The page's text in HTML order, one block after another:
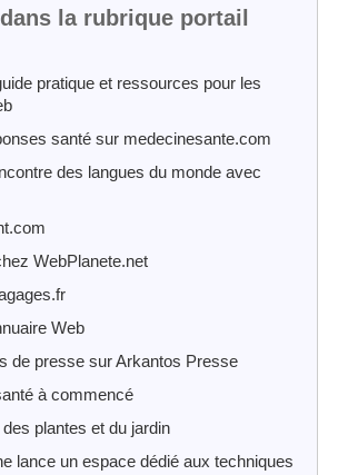
la rubrique portail
pratique et ressources pour les
santé sur medecinesante.com
des langues du monde avec
WebPlanete.net
Web
de presse sur Arkantos Presse
à commencé
plantes et du jardin
lance un espace dédié aux techniques